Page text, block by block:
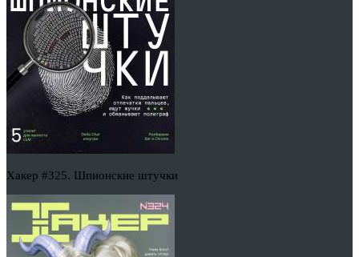
Хакер #325. Шпионские штучки